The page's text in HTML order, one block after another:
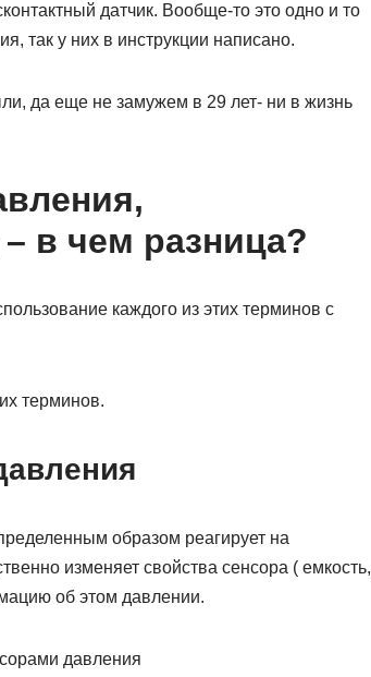
датчик. Вообще-то это одно и то
так у них в инструкции написано.
да еще не замужем в 29 лет- ни в жизнь
в чем разница?
каждого из этих терминов с
терминов.
образом реагирует на
изменяет свойства сенсора ( емкость,
об этом давлении.
давления